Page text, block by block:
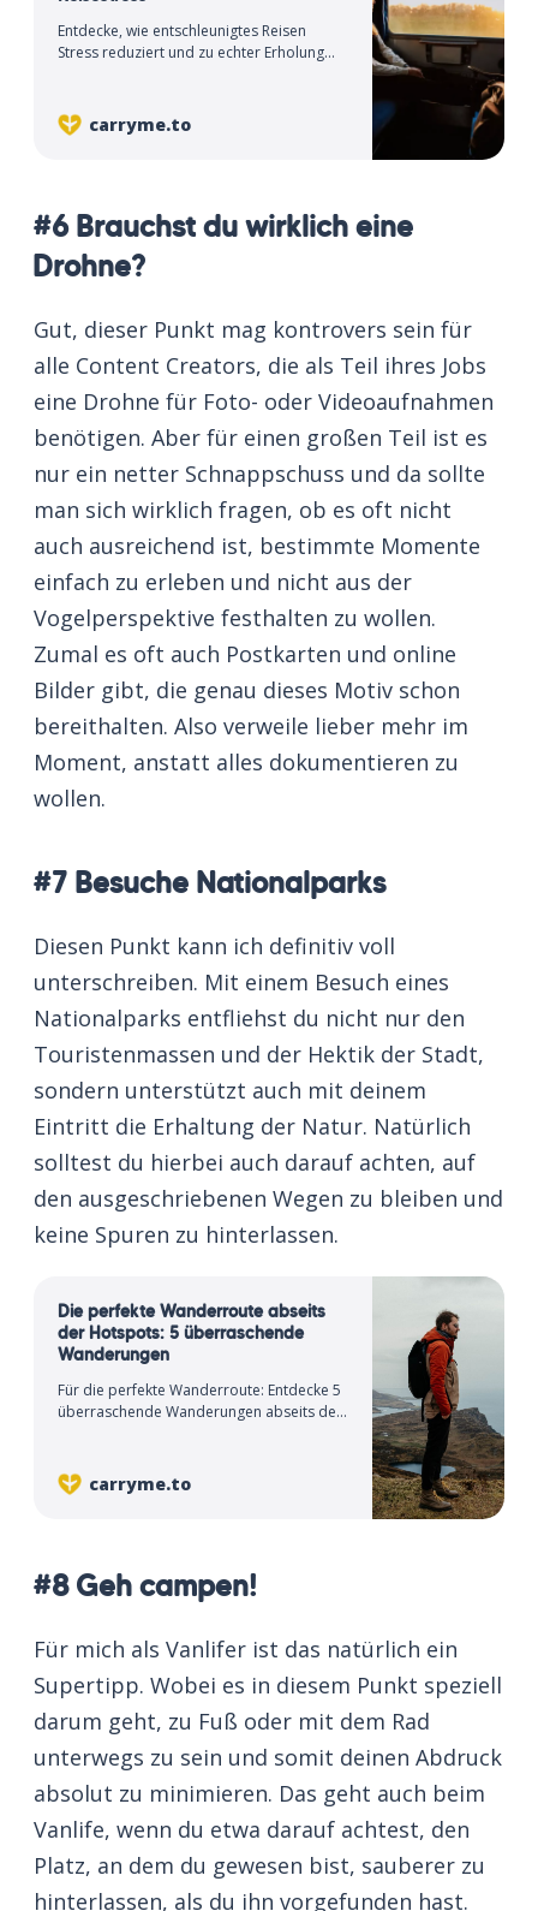
Entdecke, wie entschleunigtes Reisen
Stress reduziert und zu echter Erholung
carryme.to
#6 Brauchst du wirklich eine
Drohne?
Gut, dieser Punkt mag kontrovers sein für
alle Content Creators, die als Teil ihres Jobs
eine Drohne für Foto- oder Videoaufnahmen
benötigen. Aber für einen großen Teil ist es
nur ein netter Schnappschuss und da sollte
man sich wirklich fragen, ob es oft nicht
auch ausreichend ist, bestimmte Momente
einfach zu erleben und nicht aus der
Vogelperspektive festhalten zu wollen.
Zumal es oft auch Postkarten und online
Bilder gibt, die genau dieses Motiv schon
bereithalten. Also verweile lieber mehr im
Moment, anstatt alles dokumentieren zu
wollen.
#7 Besuche Nationalparks
Diesen Punkt kann ich definitiv voll
unterschreiben. Mit einem Besuch eines
Nationalparks entfliehst du nicht nur den
Touristenmassen und der Hektik der Stadt,
sondern unterstützt auch mit deinem
Eintritt die Erhaltung der Natur. Natürlich
solltest du hierbei auch darauf achten, auf
den ausgeschriebenen Wegen zu bleiben und
keine Spuren zu hinterlassen.
Die perfekte Wanderroute abseits
der Hotspots: 5 überraschende
Wanderungen
Für die perfekte Wanderroute: Entdecke 5
überraschende Wanderungen abseits der
carryme.to
#8 Geh campen!
Für mich als Vanlifer ist das natürlich ein
Supertipp. Wobei es in diesem Punkt speziell
darum geht, zu Fuß oder mit dem Rad
unterwegs zu sein und somit deinen Abdruck
absolut zu minimieren. Das geht auch beim
Vanlife, wenn du etwa darauf achtest, den
Platz, an dem du gewesen bist, sauberer zu
hinterlassen, als du ihn vorgefunden hast.